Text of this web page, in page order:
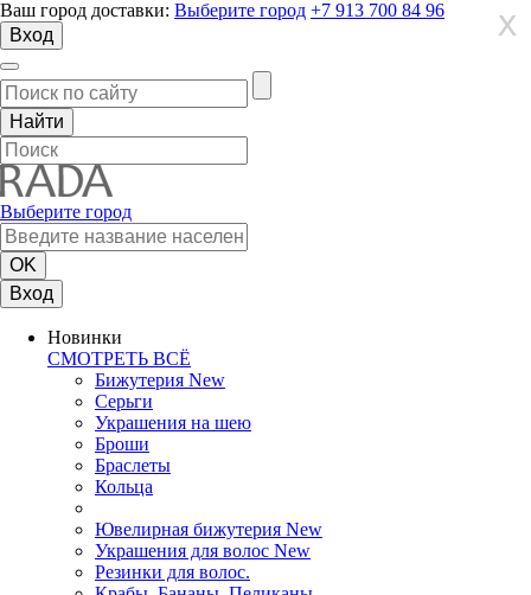
Ваш город доставки: Выберите город +7 913 700 84 96
Вход
Выберите город
Вход
Новинки
СМОТРЕТЬ ВСЁ
Бижутерия New
Серьги
Украшения на шею
Броши
Браслеты
Кольца
Ювелирная бижутерия New
Украшения для волос New
Резинки для волос.
X
X
X